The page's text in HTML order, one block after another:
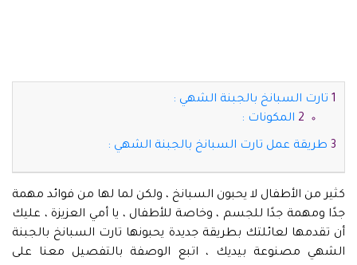
تارت السبانخ بالجبنة الشهي :
المكونات :
طريقة عمل تارت السبانخ بالجبنة الشهي :
كثير من الأطفال لا يحبون السبانخ ، ولكن لما لها من فوائد مهمة
جدًا ومهمة جدًا للجسم ، وخاصة للأطفال ، يا أمي العزيزة ، عليك
أن تقدمها لعائلتك بطريقة جديدة يحبونها تارت السبانخ بالجبنة
الشهي مصنوعة بيديك ، اتبع الوصفة بالتفصيل معنا على